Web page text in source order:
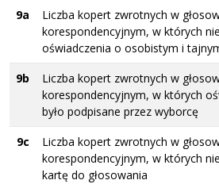
9a
Liczba kopert zwrotnych w
korespondencyjnym, w których
oświadczenia o osobistym i
9b
Liczba kopert zwrotnych w
korespondencyjnym, w których
było podpisane przez wyborcę
9c
Liczba kopert zwrotnych w
korespondencyjnym, w których
kartę do głosowania